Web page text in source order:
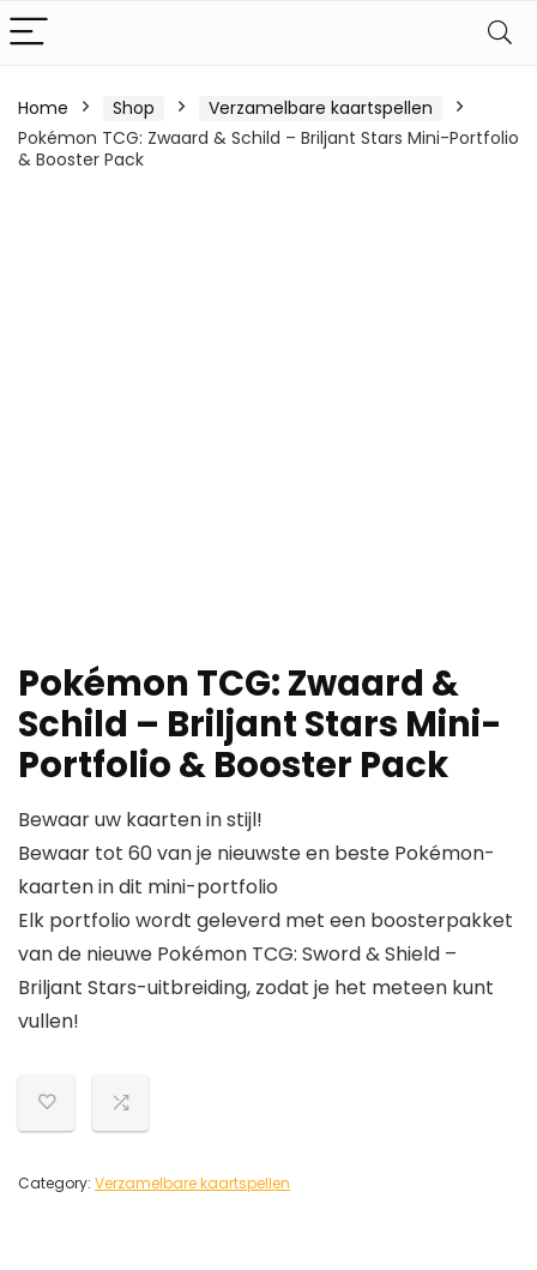
Home Shop
Verzamelbare kaartspellen
Pokémon TCG: Zwaard & Schild – Briljant Stars Mini-Portfolio
& Booster Pack
Pokémon TCG: Zwaard &
Schild – Briljant Stars Mini-
Portfolio & Booster Pack
Bewaar uw kaarten in stijl!
Bewaar tot 60 van je nieuwste en beste Pokémon-
kaarten in dit mini-portfolio
Elk portfolio wordt geleverd met een boosterpakket
van de nieuwe Pokémon TCG: Sword & Shield –
Briljant Stars-uitbreiding, zodat je het meteen kunt
vullen!
Category: Verzamelbare kaartspellen